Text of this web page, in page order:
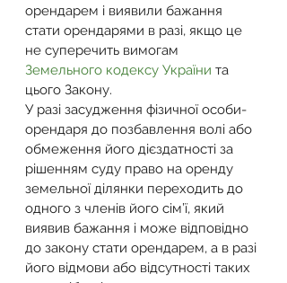
орендарем і виявили бажання
стати орендарями в разі, якщо це
не суперечить вимогам
Земельного кодексу України та
цього Закону.
У разі засудження фізичної особи-
орендаря до позбавлення волі або
обмеження його дієздатності за
рішенням суду право на оренду
земельної ділянки переходить до
одного з членів його сім’ї, який
виявив бажання і може відповідно
до закону стати орендарем, а в разі
його відмови або відсутності таких